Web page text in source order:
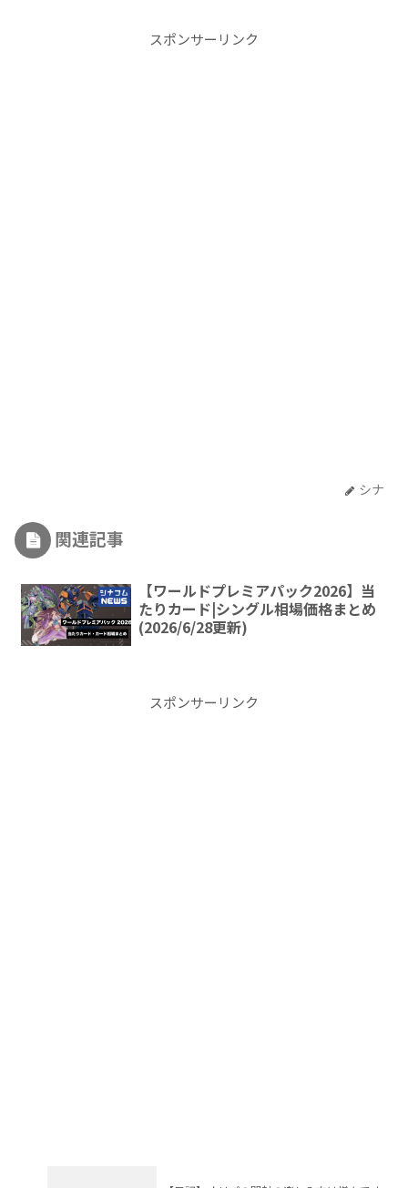
スポンサーリンク
シナ
関連記事
【ワールドプレミアパック2026】当
たりカード|シングル相場価格まとめ
(2026/6/28更新)
スポンサーリンク